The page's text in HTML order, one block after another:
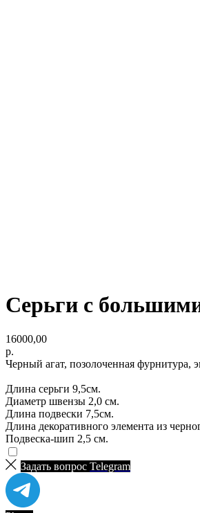
Серьги с
16000,00
р.
Черный агат, позолоченная фурнитура,
Длина серьги 9,5см.
Диаметр швензы 2,0 см.
Длина подвески 7,5см.
Длина декоративного элемента из
Подвеска-шип 2,5 см.
Задать вопрос Telegram